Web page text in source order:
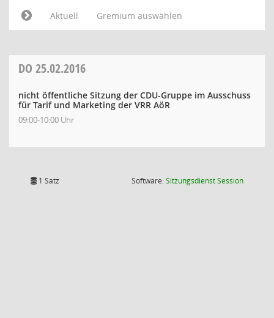
Aktuell
Gremium auswählen
DO 25.02.2016
nicht öffentliche Sitzung der CDU-Gruppe im Ausschuss
für Tarif und Marketing der VRR AöR
09:00-10:00 Uhr
1 Satz Software:SitzungsdienstSession(Wird in